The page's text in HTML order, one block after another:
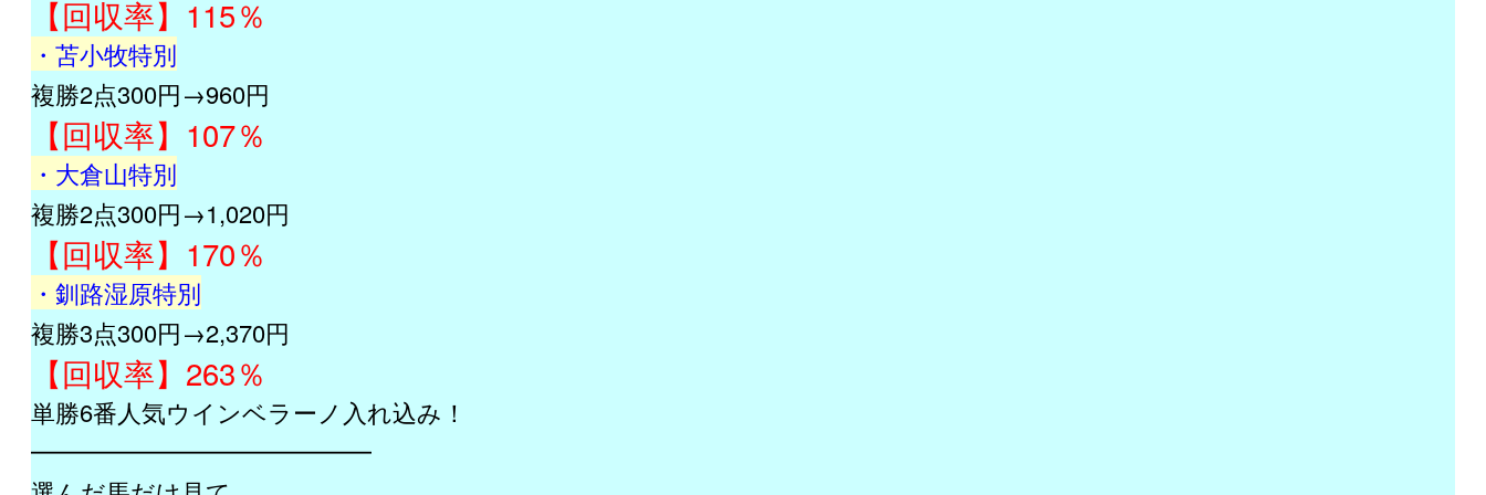
【回収率】115％
・苫小牧特別
複勝2点300円→960円
【回収率】107％
・大倉山特別
複勝2点300円→1,020円
【回収率】170％
・釧路湿原特別
複勝3点300円→2,370円
【回収率】263％
単勝6番人気ウインベラーノ入れ込み！
━━━━━━━━━━━━━━